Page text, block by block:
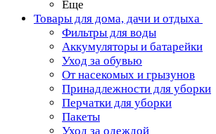
Еще
Товары для дома, дачи и отдыха
Фильтры для воды
Аккумуляторы и батарейки
Уход за обувью
От насекомых и грызунов
Принадлежности для уборки
Перчатки для уборки
Пакеты
Уход за одеждой